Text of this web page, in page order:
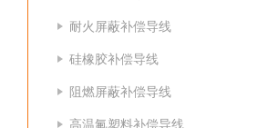
耐火屏蔽补偿导线
硅橡胶补偿导线
阻燃屏蔽补偿导线
高温氟塑料补偿导线